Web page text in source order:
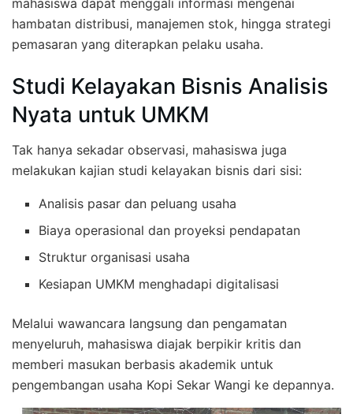
mahasiswa dapat menggali informasi mengenai
hambatan distribusi, manajemen stok, hingga strategi
pemasaran yang diterapkan pelaku usaha.
Studi Kelayakan Bisnis Analisis
Nyata untuk UMKM
Tak hanya sekadar observasi, mahasiswa juga
melakukan kajian studi kelayakan bisnis dari sisi:
Analisis pasar dan peluang usaha
Biaya operasional dan proyeksi pendapatan
Struktur organisasi usaha
Kesiapan UMKM menghadapi digitalisasi
Melalui wawancara langsung dan pengamatan
menyeluruh, mahasiswa diajak berpikir kritis dan
memberi masukan berbasis akademik untuk
pengembangan usaha Kopi Sekar Wangi ke depannya.